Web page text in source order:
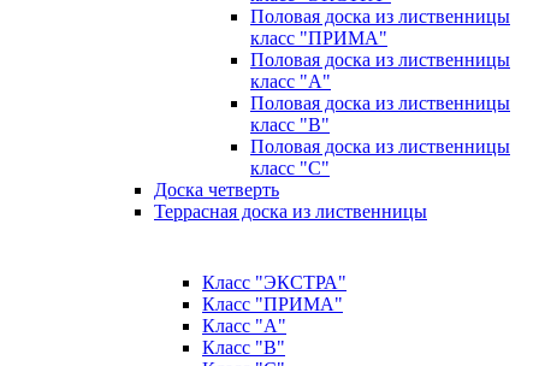
Половая доска из лиственницы
класс "ПРИМА"
Половая доска из лиственницы
класс "А"
Половая доска из лиственницы
класс "B"
Половая доска из лиственницы
класс "C"
Доска четверть
Террасная доска из лиственницы
Класс "ЭКСТРА"
Класс "ПРИМА"
Класс "А"
Класс "B"